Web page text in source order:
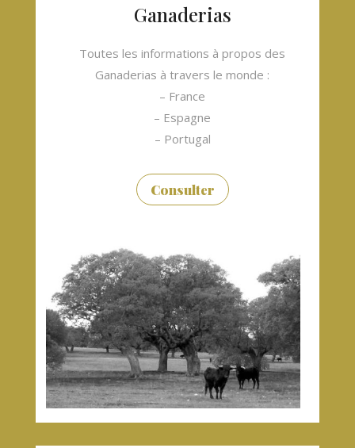
Ganaderias
Toutes les informations à propos des
Ganaderias à travers le monde :
– France
– Espagne
– Portugal
Consulter